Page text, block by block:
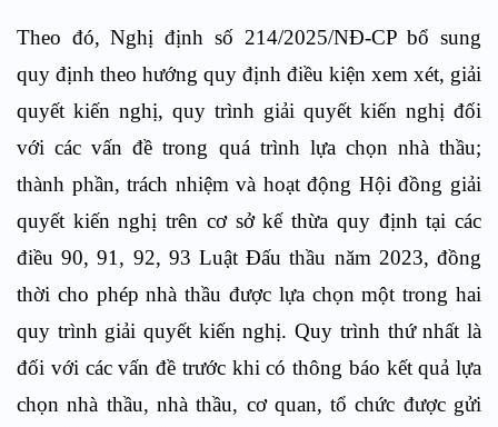
Theo đó, Nghị định số 214/2025/NĐ-CP bổ sung
quy định theo hướng quy định điều kiện xem xét, giải
quyết kiến nghị, quy trình giải quyết kiến nghị đối
với các vấn đề trong quá trình lựa chọn nhà thầu;
thành phần, trách nhiệm và hoạt động Hội đồng giải
quyết kiến nghị trên cơ sở kế thừa quy định tại các
điều 90, 91, 92, 93 Luật Đấu thầu năm 2023, đồng
thời cho phép nhà thầu được lựa chọn một trong hai
quy trình giải quyết kiến nghị. Quy trình thứ nhất là
đối với các vấn đề trước khi có thông báo kết quả lựa
chọn nhà thầu, nhà thầu, cơ quan, tổ chức được gửi